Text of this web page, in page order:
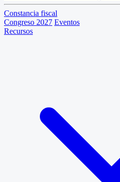
Constancia fiscal
Congreso 2027 Eventos
Recursos